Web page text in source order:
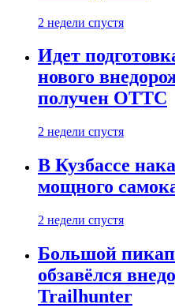
2 недели спустя
Идет
нового
получен ОТТС
2 недели спустя
В Кузбассе
мощного
2 недели спустя
Большой
обзавёлся
Trailhunter